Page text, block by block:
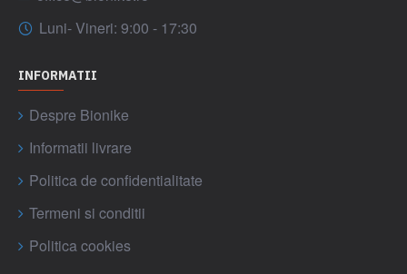
Luni- Vineri: 9:00 - 17:30
INFORMATII
Despre Bionike
Informatii livrare
Politica de confidentialitate
Termeni si conditii
Politica cookies